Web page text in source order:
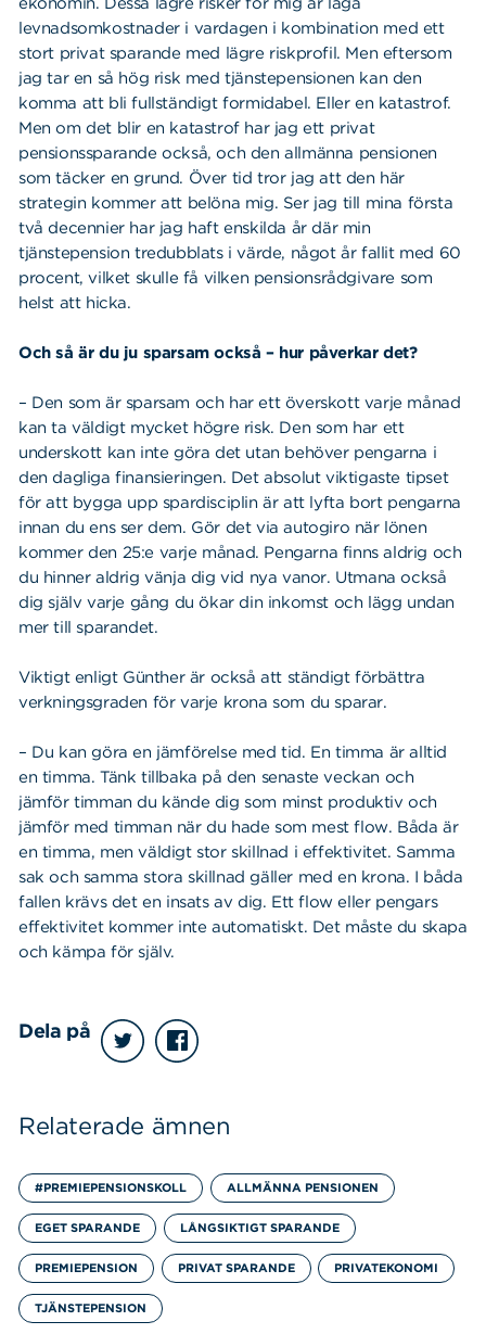
levnadsomkostnader i vardagen i kombination med ett
stort privat sparande med lägre riskprofil. Men eftersom
jag tar en så hög risk med tjänstepensionen kan den
komma att bli fullständigt formidabel. Eller en katastrof.
Men om det blir en katastrof har jag ett privat
pensionssparande också, och den allmänna pensionen
som täcker en grund. Över tid tror jag att den här
strategin kommer att belöna mig. Ser jag till mina första
två decennier har jag haft enskilda år där min
tjänstepension tredubblats i värde, något år fallit med 60
procent, vilket skulle få vilken pensionsrådgivare som
helst att hicka.
Och så är du ju sparsam också – hur påverkar det?
– Den som är sparsam och har ett överskott varje månad
kan ta väldigt mycket högre risk. Den som har ett
underskott kan inte göra det utan behöver pengarna i
den dagliga finansieringen. Det absolut viktigaste tipset
för att bygga upp spardisciplin är att lyfta bort pengarna
innan du ens ser dem. Gör det via autogiro när lönen
kommer den 25:e varje månad. Pengarna finns aldrig och
du hinner aldrig vänja dig vid nya vanor. Utmana också
dig själv varje gång du ökar din inkomst och lägg undan
mer till sparandet.
Viktigt enligt Günther är också att ständigt förbättra
verkningsgraden för varje krona som du sparar.
– Du kan göra en jämförelse med tid. En timma är alltid
en timma. Tänk tillbaka på den senaste veckan och
jämför timman du kände dig som minst produktiv och
jämför med timman när du hade som mest flow. Båda är
en timma, men väldigt stor skillnad i effektivitet. Samma
sak och samma stora skillnad gäller med en krona. I båda
fallen krävs det en insats av dig. Ett flow eller pengars
effektivitet kommer inte automatiskt. Det måste du skapa
och kämpa för själv.
Dela på
Relaterade ämnen
#PREMIEPENSIONSKOLL ALLMÄNNA PENSIONEN
EGET SPARANDE LÅNGSIKTIGT SPARANDE
PREMIEPENSION PRIVAT SPARANDE PRIVATEKONOMI
TJÄNSTEPENSION
Sök på sidan:Sök
efter: